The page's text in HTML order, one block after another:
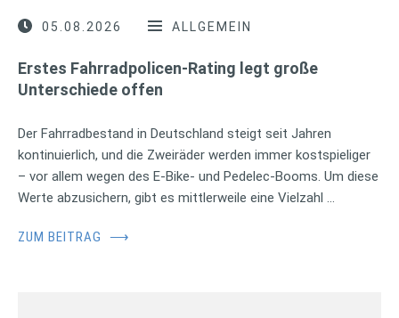
05.08.2026 ALLGEMEIN
Erstes Fahrradpolicen-Rating legt große
Unterschiede offen
Der Fahrradbestand in Deutschland steigt seit Jahren
kontinuierlich, und die Zweiräder werden immer kostspieliger
– vor allem wegen des E-Bike- und Pedelec-Booms. Um diese
Werte abzusichern, gibt es mittlerweile eine Vielzahl …
ZUM BEITRAG ⟶